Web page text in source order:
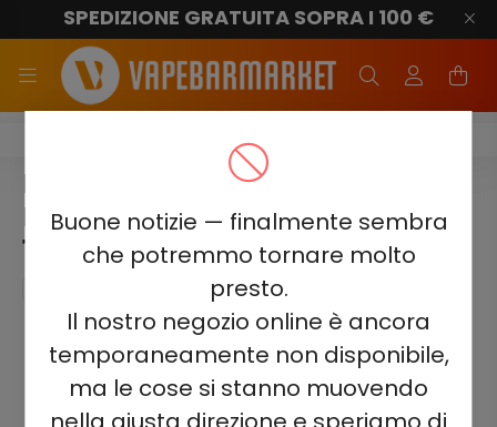
Buone notizie — finalmente sembra
che potremmo tornare molto
presto.
Il nostro negozio online è ancora
temporaneamente non disponibile,
ma le cose si stanno muovendo
SPEDIZIONE GRATUITA SOPRA I 100 €
Elf Bar ELFLIQ E-Liquid
ELF BAR ELFLIQ – STRAWBERRY
ICE 20MG NIC SALT E-LIQUID
10ML